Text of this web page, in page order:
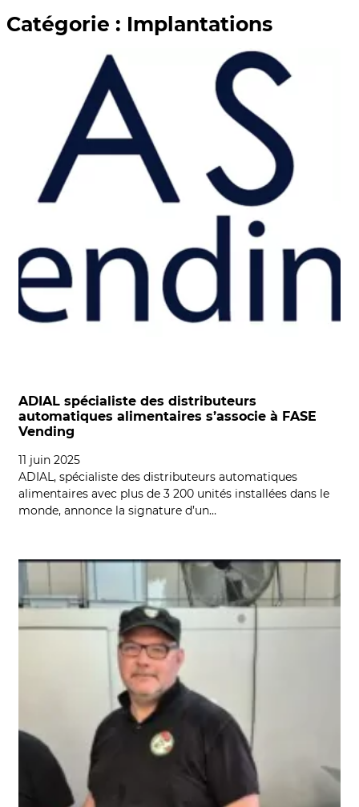
Catégorie : Implantations
ADIAL spécialiste des distributeurs
automatiques alimentaires s’associe à FASE
Vending
11 juin 2025
ADIAL, spécialiste des distributeurs automatiques
alimentaires avec plus de 3 200 unités installées dans le
monde, annonce la signature d’un…